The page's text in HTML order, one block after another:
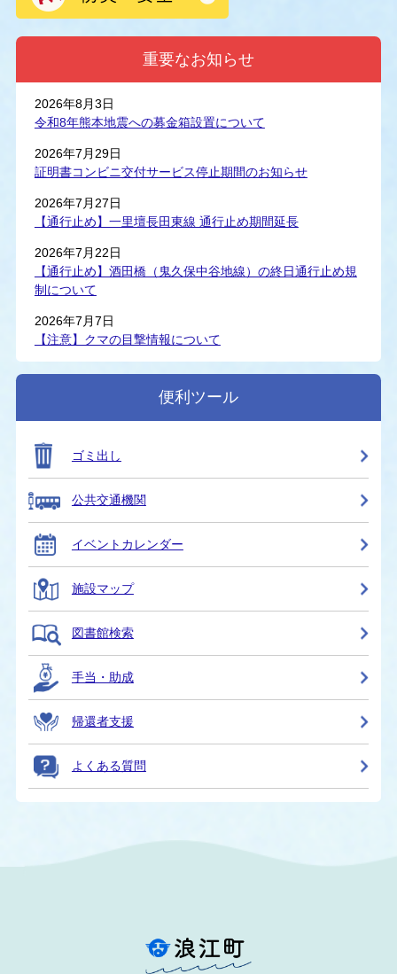
重要なお知らせ
2026年8月3日
令和8年熊本地震への募金箱設置について
2026年7月29日
証明書コンビニ交付サービス停止期間のお知らせ
2026年7月27日
【通行止め】一里壇長田東線 通行止め期間延長
2026年7月22日
【通行止め】酒田橋（鬼久保中谷地線）の終日通行止め規
制について
2026年7月7日
【注意】クマの目撃情報について
便利ツール
ゴミ出し
公共交通機関
イベントカレンダー
施設マップ
図書館検索
手当・助成
帰還者支援
よくある質問